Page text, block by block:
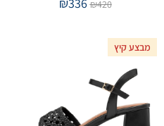
₪420
מבצע קיץ